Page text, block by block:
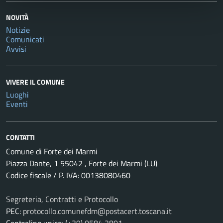
NOVITÀ
Notizie
Comunicati
Avvisi
VIVERE IL COMUNE
Luoghi
Eventi
CONTATTI
Comune di Forte dei Marmi
Piazza Dante, 1 55042 , Forte dei Marmi (LU)
Codice fiscale / P. IVA: 00138080460
Segreteria, Contratti e Protocollo
PEC: protocollo.comunefdm@postacert.toscana.it